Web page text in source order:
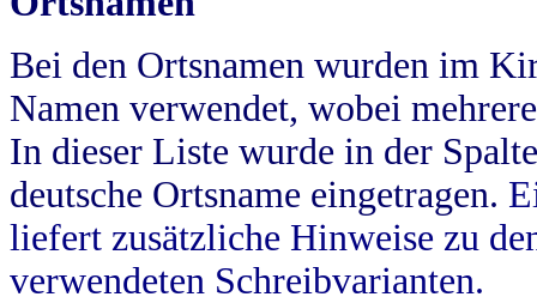
Bei den Ortsnamen wurden im
Namen verwendet, wobei
In dieser Liste wurde in der
deutsche Ortsname eingetragen.
liefert zusätzliche Hinweise zu
verwendeten Schreibvarianten.